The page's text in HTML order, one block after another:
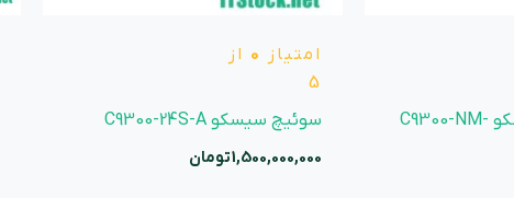
ماژول شبکه سیسکو C9300-NM-
امتیاز 0 از
5
سوئیچ سیسکو C9300-24S-A
1,500,000,000تومان